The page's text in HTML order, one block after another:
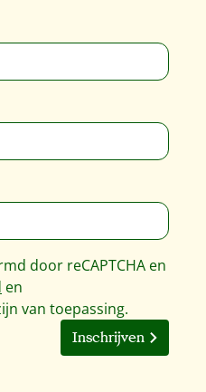
door reCAPTCHA en
en
van toepassing.
Inschrijven